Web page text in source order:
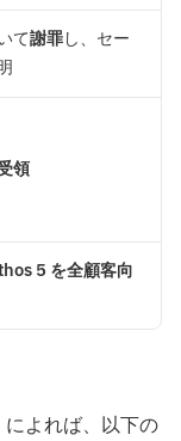
て謝罪し、セー
領
5 を全顧客向
よれば、以下の